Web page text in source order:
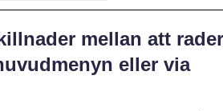
mellan att
eller via